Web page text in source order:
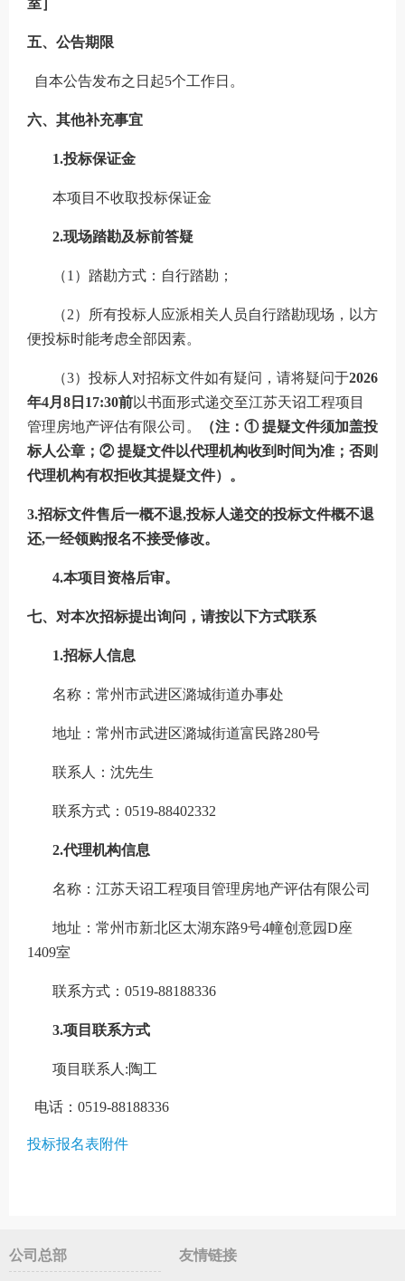
室
五、公告期限
自本公告发布之日起5个工作日。
六、其他补充事宜
1.投标保证金
本项目不收取投标保证金
2.现场踏勘及标前答疑
（1）踏勘方式：自行踏勘；
（2）所有投标人应派相关人员自行踏勘现场，以方
便投标时能考虑全部因素。
（3）投标人对招标文件如有疑问，请将疑问于2026
年4月 8 日 17:30前以书面形式递交至江苏天诏工程项目
管理房地产评估有限公司 。 （注： ① 提疑文件须加盖投
标人公章；② 提疑文件以代理机构收到时间为准；否则
代理机构有权拒收其提疑文件）。
3.招标文件售后一概不退,投标人递交的投标文件概不退
还,一经领购报名不接受修改。
4.本项目资格后审。
七、对本次招标提出询问，请按以下方式联系
1.招标人信息
名称：常州市武进区潞城街道办事处
地址： 常州市武进区潞城街道富民路280号
联系人：沈先生
联系方式： 0519-88402332
2.代理机构信息
名称： 江苏天诏工程项目管理房地产评估有限公司
地址： 常州市新北区太湖东路9号4幢创意园D座
1409室
联系方式： 0519-88188336
3.项目联系方式
项目联系人 :陶工
电话： 0519-88188336
投标报名表附件
公司总部 友情链接